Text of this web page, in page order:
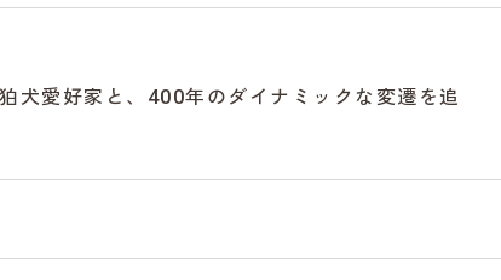
犬愛好家と、400年のダイナミックな変遷を追